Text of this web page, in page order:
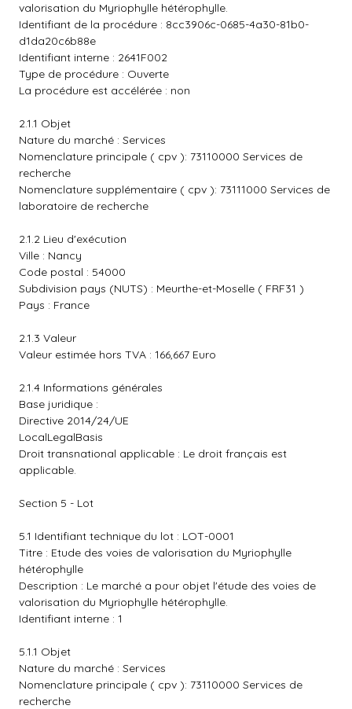
valorisation du Myriophylle hétérophylle.
Identifiant de la procédure : 8cc3906c-0685-4a30-81b0-
d1da20c6b88e
Identifiant interne : 2641F002
Type de procédure : Ouverte
La procédure est accélérée : non
2.1.1 Objet
Nature du marché : Services
Nomenclature principale ( cpv ): 73110000 Services de
recherche
Nomenclature supplémentaire ( cpv ): 73111000 Services de
laboratoire de recherche
2.1.2 Lieu d'exécution
Ville : Nancy
Code postal : 54000
Subdivision pays (NUTS) : Meurthe-et-Moselle ( FRF31 )
Pays : France
2.1.3 Valeur
Valeur estimée hors TVA : 166,667 Euro
2.1.4 Informations générales
Base juridique :
Directive 2014/24/UE
LocalLegalBasis
Droit transnational applicable : Le droit français est
applicable.
Section 5 - Lot
5.1 Identifiant technique du lot : LOT-0001
Titre : Etude des voies de valorisation du Myriophylle
hétérophylle
Description : Le marché a pour objet l'étude des voies de
valorisation du Myriophylle hétérophylle.
Identifiant interne : 1
5.1.1 Objet
Nature du marché : Services
Nomenclature principale ( cpv ): 73110000 Services de
recherche